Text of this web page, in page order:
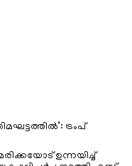
ട്രംപ്
ഉന്നയിച്ച്